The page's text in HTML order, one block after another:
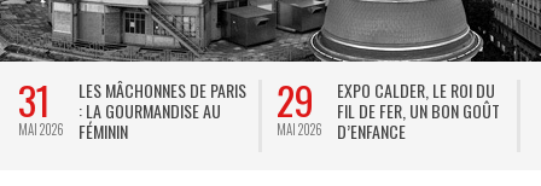
31
MAI 2026
LES MÂCHONNES DE PARIS
: LA GOURMANDISE AU
FÉMININ
29
MAI 2026
EXPO CALDER, LE ROI DU
FIL DE FER, UN BON GOÛT
D’ENFANCE